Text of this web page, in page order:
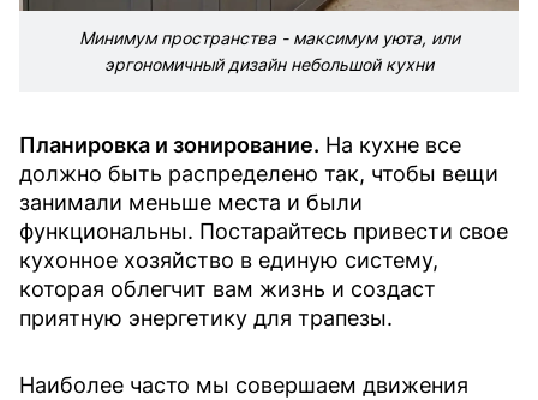
Минимум пространства - максимум уюта, или
эргономичный дизайн небольшой кухни
Планировка и зонирование. На кухне все
должно быть распределено так, чтобы вещи
занимали меньше места и были
функциональны. Постарайтесь привести свое
кухонное хозяйство в единую систему,
которая облегчит вам жизнь и создаст
приятную энергетику для трапезы.
Наиболее часто мы совершаем движения